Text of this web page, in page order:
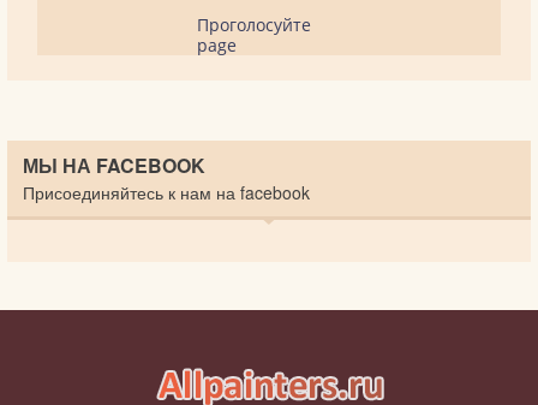
Проголосуйте
page
МЫ НА FACEBOOK
Присоединяйтесь к нам на facebook